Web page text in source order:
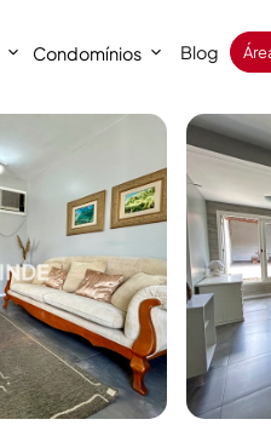
Condomínios Blog